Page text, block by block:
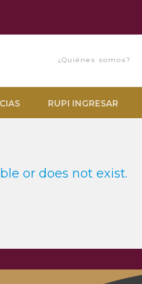
¿Quiénes somos?
RUPI INGRESAR
or does not exist.